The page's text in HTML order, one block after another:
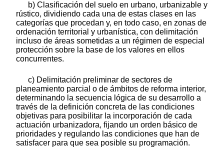
b) Clasificación del suelo en urbano, urbanizable y
rústico, dividiendo cada una de estas clases en las
categorías que procedan y, en todo caso, en zonas de
ordenación territorial y urbanística, con delimitación
incluso de áreas sometidas a un régimen de especial
protección sobre la base de los valores en ellos
concurrentes.
c) Delimitación preliminar de sectores de
planeamiento parcial o de ámbitos de reforma interior,
determinando la secuencia lógica de su desarrollo a
través de la definición concreta de las condiciones
objetivas para posibilitar la incorporación de cada
actuación urbanizadora, fijando un orden básico de
prioridades y regulando las condiciones que han de
satisfacer para que sea posible su programación.